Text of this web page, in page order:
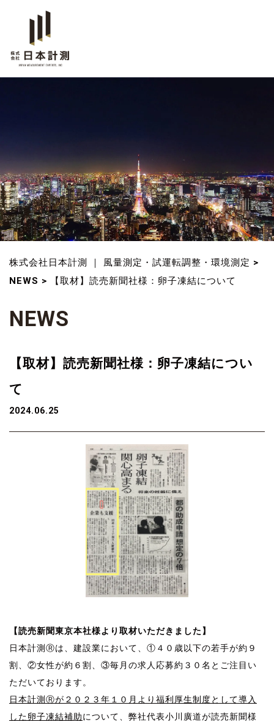
株式会社日本計測 ｜ 風量測定・試運転調整・環境測定 >
NEWS > 【取材】読売新聞社様：卵子凍結について
NEWS
【取材】読売新聞社様：卵子凍結につい
て
2024.06.25
【読売新聞東京本社様より取材いただきました】
日本計測Ⓡは、建設業において、①４０歳以下の若手が約９
割、②女性が約６割、③毎月の求人応募約３０名とご注目い
ただいております。
日本計測Ⓡが２０２３年１０月より福利厚生制度として導入
した卵子凍結補助について、弊社代表小川廣道が読売新聞様